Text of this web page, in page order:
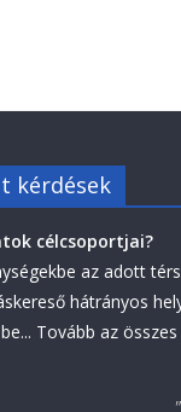
kérdések
célcsoportjai?
az adott
hátrányos
Tovább az